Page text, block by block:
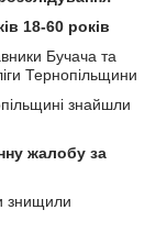
18-60 років
Бучача та
Тернопільщини
знайшли
жалобу за
знищили